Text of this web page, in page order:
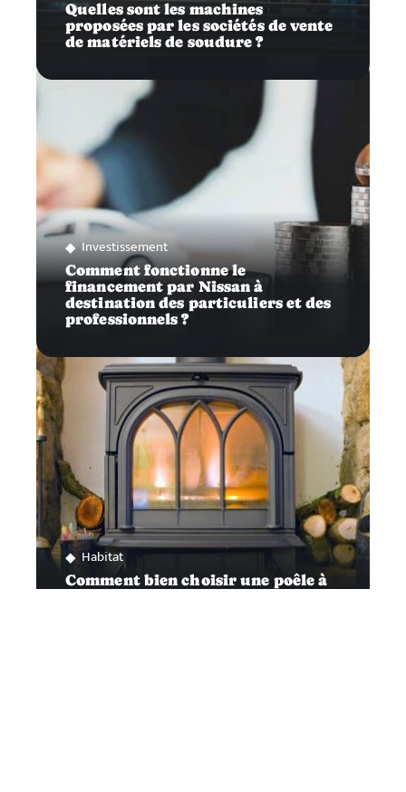
Quelles sont les machines
proposées par les sociétés de vente
de matériels de soudure ?
Investissement
Comment fonctionne le
financement par Nissan à
destination des particuliers et des
professionnels ?
Habitat
Comment bien choisir une poêle à